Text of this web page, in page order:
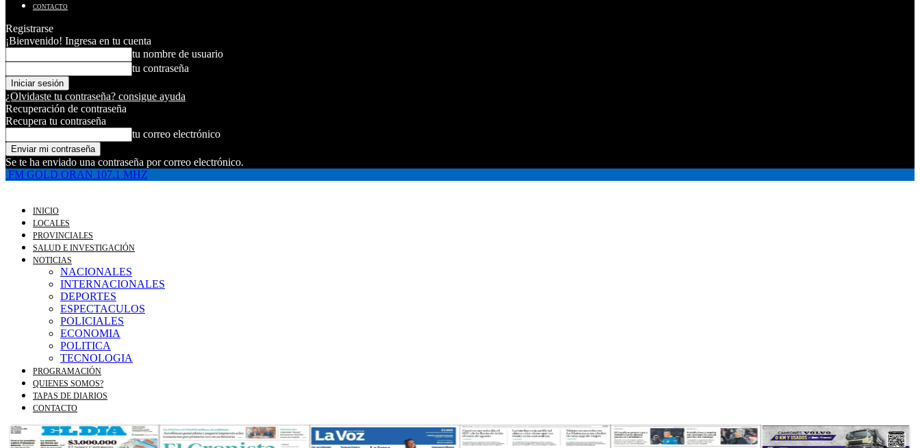
CONTACTO
Registrarse
¡Bienvenido! Ingresa en tu cuenta
tu nombre de usuario
tu contraseña
¿Olvidaste tu contraseña? consigue ayuda
Recuperación de contraseña
Recupera tu contraseña
tu correo electrónico
Se te ha enviado una contraseña por correo electrónico.
FM GOLD ORAN 107.1 MHZ
INICIO
LOCALES
PROVINCIALES
SALUD E INVESTIGACIÓN
NOTICIAS
NACIONALES
INTERNACIONALES
DEPORTES
ESPECTACULOS
POLICIALES
ECONOMIA
POLITICA
TECNOLOGIA
PROGRAMACIÓN
QUIENES SOMOS?
TAPAS DE DIARIOS
CONTACTO